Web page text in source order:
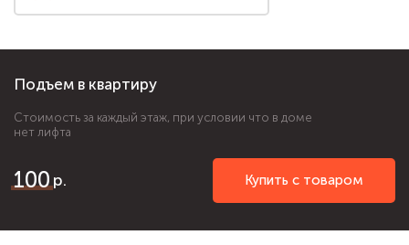
Подъем в квартиру
Стоимость за каждый этаж, при условии что в доме
нет лифта
100 Купить с товаром